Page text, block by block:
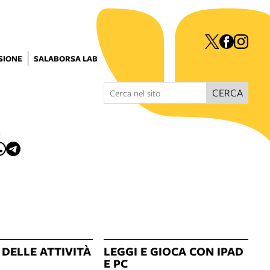
SALABORSA LAB
CERCA
ATTIVITÀ LEGGI E GIOCA CON IPAD
E PC